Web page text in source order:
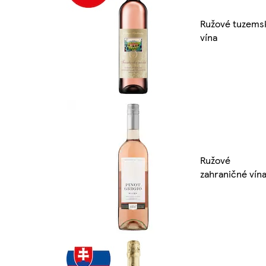
Ružové
vína
Ružové
zahraničné vína